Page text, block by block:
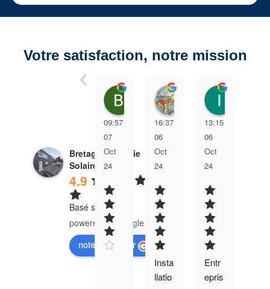
Votre satisfaction, notre mission
Bretagne Energie
Solaire
4.9
Basé sur 18 avis
powered by
gle
notez-nous sur
Bruno Genty
09:57
07
Oct
24
Jean-Pierre
16:37
06
Oct
24
Insta
llatio
13:15
06
Oct
24
Entr
epris